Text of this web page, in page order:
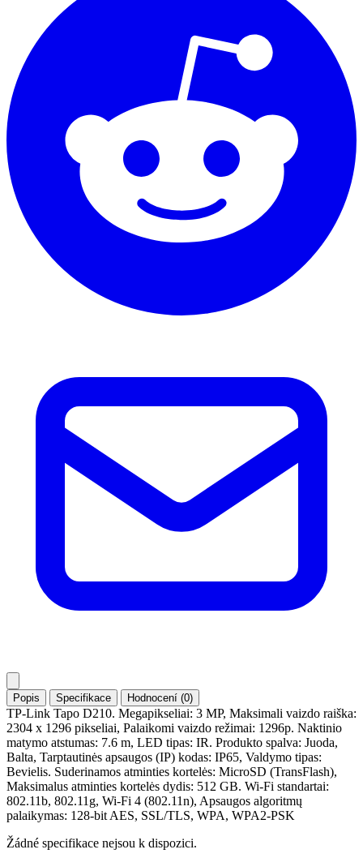
Popis Specifikace Hodnocení (0)
TP-Link Tapo D210. Megapikseliai: 3 MP, Maksimali vaizdo raiška:
2304 x 1296 pikseliai, Palaikomi vaizdo režimai: 1296p. Naktinio
matymo atstumas: 7.6 m, LED tipas: IR. Produkto spalva: Juoda,
Balta, Tarptautinės apsaugos (IP) kodas: IP65, Valdymo tipas:
Bevielis. Suderinamos atminties kortelės: MicroSD (TransFlash),
Maksimalus atminties kortelės dydis: 512 GB. Wi-Fi standartai:
802.11b, 802.11g, Wi-Fi 4 (802.11n), Apsaugos algoritmų
palaikymas: 128-bit AES, SSL/TLS, WPA, WPA2-PSK
Žádné specifikace nejsou k dispozici.